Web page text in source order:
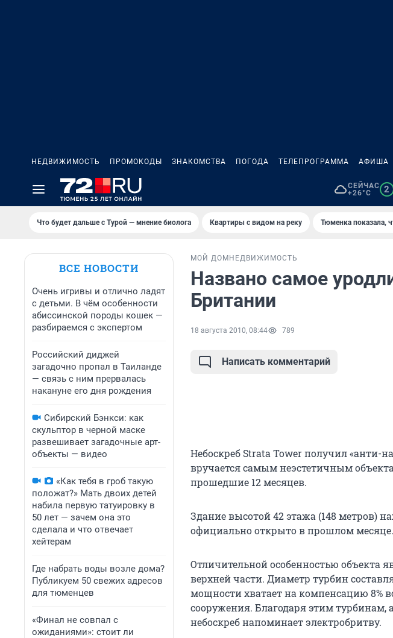
НЕДВИЖИМОСТЬ ПРОМОКОДЫ ЗНАКОМСТВА ПОГОДА ТЕЛЕПРОГРАММА АФИША
СЕЙЧАС
+26°C
2
Что будет дальше с Турой — мнение биолога Квартиры с видом на реку Тюменка показала,
ВСЕ НОВОСТИ
Очень игривы и отлично ладят
с детьми. В чём особенности
абиссинской породы кошек —
разбираемся с экспертом
Российский диджей
загадочно пропал в Таиланде
— связь с ним прервалась
накануне его дня рождения
Сибирский Бэнкси: как
скульптор в черной маске
развешивает загадочные арт-
объекты — видео
«Как тебя в гроб такую
положат?» Мать двоих детей
набила первую татуировку в
50 лет — зачем она это
сделала и что отвечает
хейтерам
Где набрать воды возле дома?
Публикуем 50 свежих адресов
для тюменцев
«Финал не совпал с
ожиданиями»: стоит ли
МОЙ ДОМ НЕДВИЖИМОСТЬ
Названо самое
Британии
18 августа 2010, 08:44 789
Написать комментарий
Небоскреб Strata Tower получил «анти-
вручается самым неэстетичным
прошедшие 12 месяцев.
Здание высотой 42 этажа (148 метров)
официально открыто в прошлом месяце.
Отличительной особенностью объекта
верхней части. Диаметр турбин
мощности хватает на компенсацию 8%
сооружения. Благодаря этим турбинам,
небоскреб напоминает электробритву.